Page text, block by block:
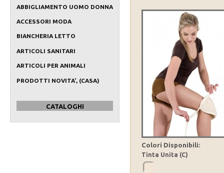
ABBIGLIAMENTO UOMO DONNA
ACCESSORI MODA
BIANCHERIA LETTO
ARTICOLI SANITARI
ARTICOLI PER ANIMALI
PRODOTTI NOVITA', (CASA)
CATALOGHI
Colori Disponibili:
Tinta Unita (C)